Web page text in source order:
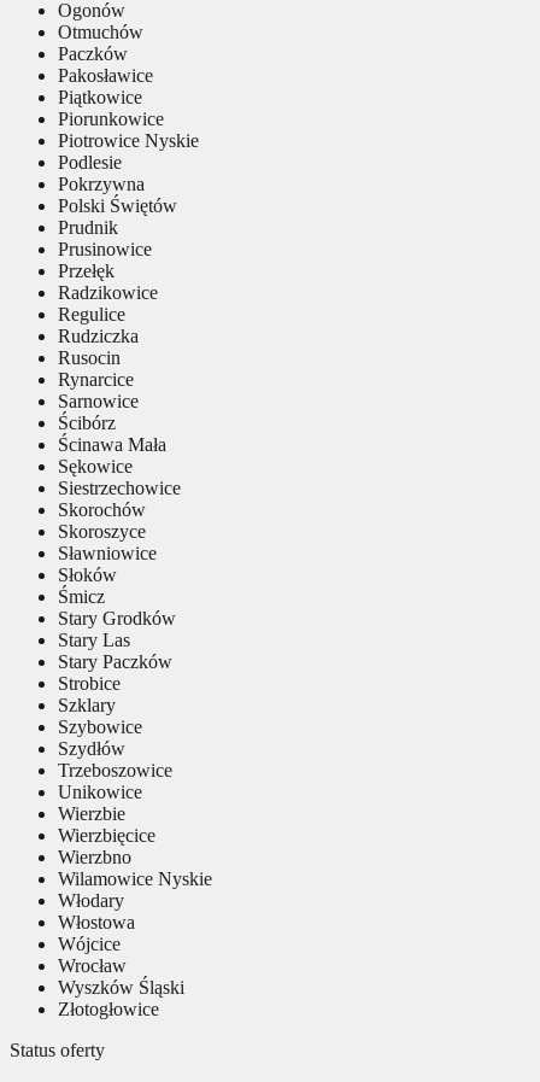
Ogonów
Otmuchów
Paczków
Pakosławice
Piątkowice
Piorunkowice
Piotrowice Nyskie
Podlesie
Pokrzywna
Polski Świętów
Prudnik
Prusinowice
Przełęk
Radzikowice
Regulice
Rudziczka
Rusocin
Rynarcice
Sarnowice
Ścibórz
Ścinawa Mała
Sękowice
Siestrzechowice
Skorochów
Skoroszyce
Sławniowice
Słoków
Śmicz
Stary Grodków
Stary Las
Stary Paczków
Strobice
Szklary
Szybowice
Szydłów
Trzeboszowice
Unikowice
Wierzbie
Wierzbięcice
Wierzbno
Wilamowice Nyskie
Włodary
Włostowa
Wójcice
Wrocław
Wyszków Śląski
Złotogłowice
Status oferty